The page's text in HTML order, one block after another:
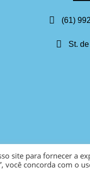
(61)
St.
site para fornecer a
você concorda com o